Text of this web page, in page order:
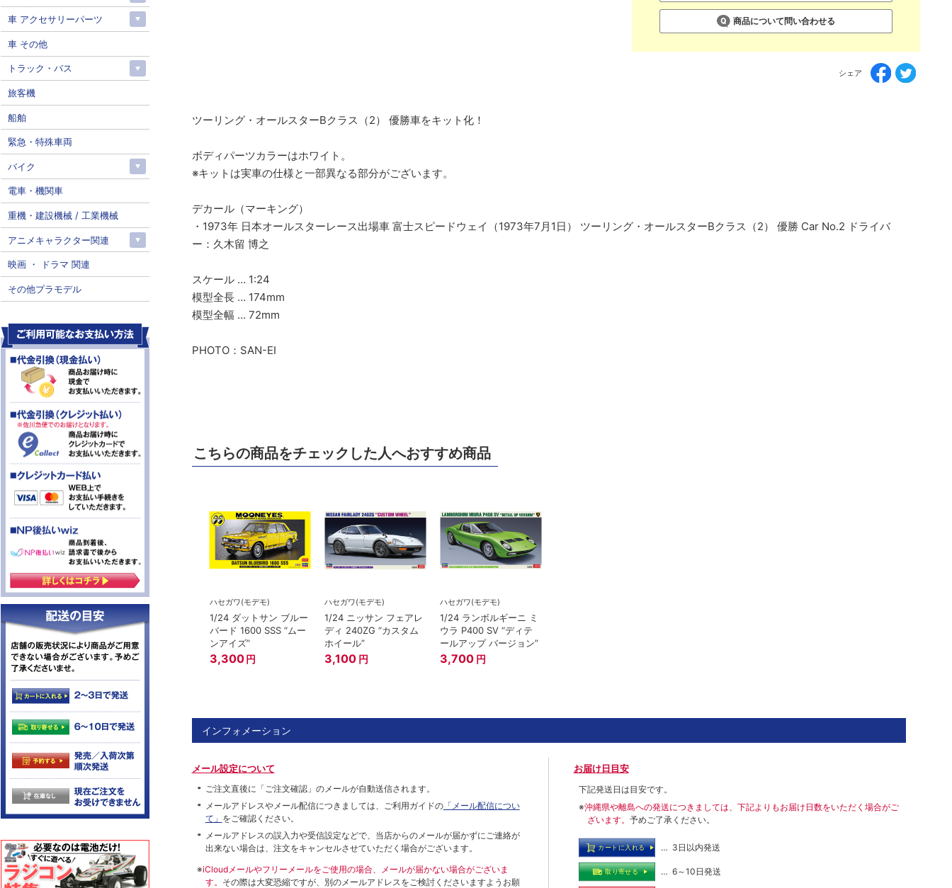
商品について問い合わせる
シェア
ツーリング・オールスターBクラス（2） 優勝車をキット化！
ボディパーツカラーはホワイト。
※キットは実車の仕様と一部異なる部分がございます。
デカール（マーキング）
・1973年 日本オールスターレース出場車 富士スピードウェイ（1973年7月1日） ツーリング・オールスターBクラス（2） 優勝 Car No.2 ドライバ
ー：久木留 博之
スケール … 1:24
模型全長 … 174mm
模型全幅 … 72mm
PHOTO：SAN-EI
こちらの商品をチェックした人へおすすめ商品
ハセガワ(モデモ)
1/24 ダットサン ブルー
バード 1600 SSS “ムー
ンアイズ”
3,300 円
ハセガワ(モデモ)
1/24 ニッサン フェアレ
ディ 240ZG “カスタム
ホイール”
3,100 円
ハセガワ(モデモ)
1/24 ランボルギーニ ミ
ウラ P400 SV “ディテ
ールアップ バージョン”
3,700 円
インフォメーション
メール設定について
ご注文直後に「ご注文確認」のメールが自動送信されます。
メールアドレスやメール配信につきましては、ご利用ガイドの「メール配信につい
て」 をご確認ください。
メールアドレスの誤入力や受信設定などで、当店からのメールが届かずにご連絡が
出来ない場合は、注文をキャンセルさせていただく場合がございます。
※iCloudメールやフリーメールをご使用の場合、メールが届かない場合がございま
す。 その際は大変恐縮ですが、別のメールアドレスをご検討くださいますようお願
お届け日目安
下記発送日は目安です。
※沖縄県や離島への発送につきましては、下記よりもお届け日数をいただく場合がご
ざいます。 予めご了承ください。
カートに入れる … 3日以内発送
取り寄せる … 6～10日発送
車 アクセサリーパーツ
車 その他
トラック・バス
旅客機
船舶
緊急・特殊車両
バイク
電車・機関車
重機・建設機械 / 工業機械
アニメキャラクター関連
映画 ・ ドラマ 関連
その他プラモデル